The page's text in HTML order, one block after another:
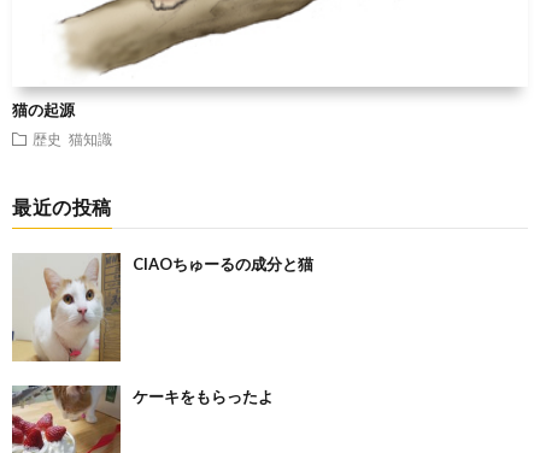
猫の起源
歴史 猫知識
最近の投稿
CIAOちゅーるの成分と猫
ケーキをもらったよ